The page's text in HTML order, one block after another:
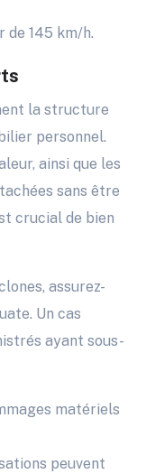
de 145 km/h.
la structure
personnel.
ainsi que les
sans être
crucial de bien
assurez-
Un cas
ayant sous-
matériels
peuvent